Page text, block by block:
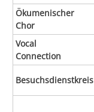
Ökumenischer
Chor
Vocal
Connection
Besuchsdienstkreis